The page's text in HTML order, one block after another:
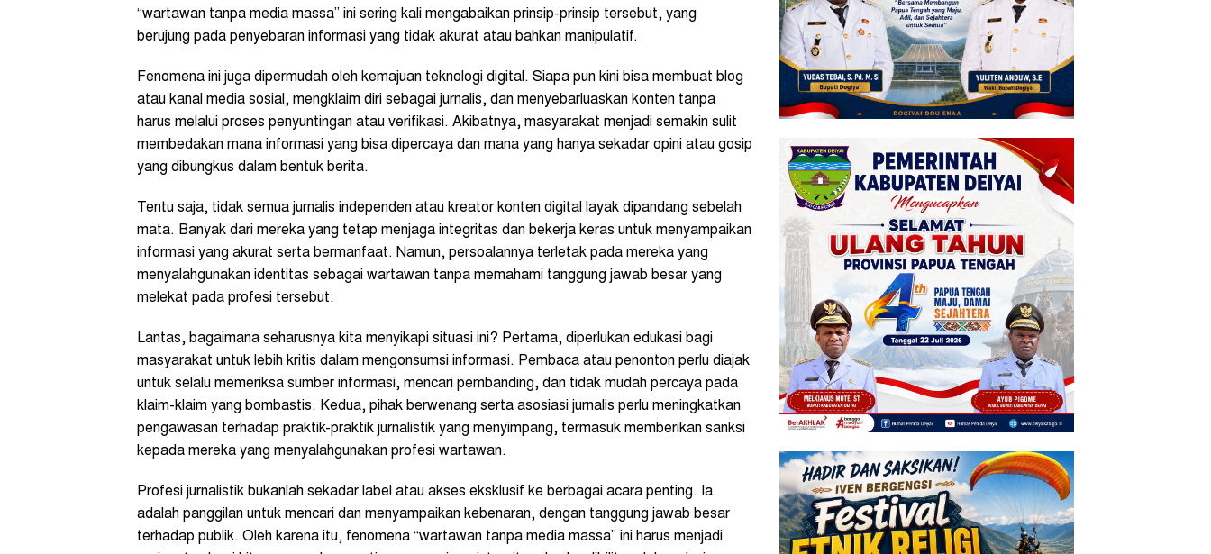
“wartawan tanpa media massa” ini sering kali mengabaikan prinsip-prinsip tersebut, yang
berujung pada penyebaran informasi yang tidak akurat atau bahkan manipulatif.
Fenomena ini juga dipermudah oleh kemajuan teknologi digital. Siapa pun kini bisa membuat blog
atau kanal media sosial, mengklaim diri sebagai jurnalis, dan menyebarluaskan konten tanpa
harus melalui proses penyuntingan atau verifikasi. Akibatnya, masyarakat menjadi semakin sulit
membedakan mana informasi yang bisa dipercaya dan mana yang hanya sekadar opini atau gosip
yang dibungkus dalam bentuk berita.
Tentu saja, tidak semua jurnalis independen atau kreator konten digital layak dipandang sebelah
mata. Banyak dari mereka yang tetap menjaga integritas dan bekerja keras untuk menyampaikan
informasi yang akurat serta bermanfaat. Namun, persoalannya terletak pada mereka yang
menyalahgunakan identitas sebagai wartawan tanpa memahami tanggung jawab besar yang
melekat pada profesi tersebut.
Lantas, bagaimana seharusnya kita menyikapi situasi ini? Pertama, diperlukan edukasi bagi
masyarakat untuk lebih kritis dalam mengonsumsi informasi. Pembaca atau penonton perlu diajak
untuk selalu memeriksa sumber informasi, mencari pembanding, dan tidak mudah percaya pada
klaim-klaim yang bombastis. Kedua, pihak berwenang serta asosiasi jurnalis perlu meningkatkan
pengawasan terhadap praktik-praktik jurnalistik yang menyimpang, termasuk memberikan sanksi
kepada mereka yang menyalahgunakan profesi wartawan.
Profesi jurnalistik bukanlah sekadar label atau akses eksklusif ke berbagai acara penting. Ia
adalah panggilan untuk mencari dan menyampaikan kebenaran, dengan tanggung jawab besar
terhadap publik. Oleh karena itu, fenomena “wartawan tanpa media massa” ini harus menjadi